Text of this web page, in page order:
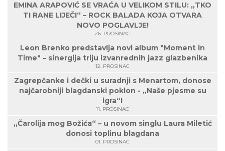
EMINA ARAPOVIĆ SE VRAĆA U VELIKOM STILU: „TKO
TI RANE LIJEČI“ – ROCK BALADA KOJA OTVARA
NOVO POGLAVLJE!
26. PROSINAC
Leon Brenko predstavlja novi album "Moment in
Time" – sinergija triju izvanrednih jazz glazbenika
12. PROSINAC
Zagrepčanke i dečki u suradnji s Menartom, donose
najčarobniji blagdanski poklon - „Naše pjesme su
igra“!
11. PROSINAC
„Čarolija mog Božića“ – u novom singlu Laura Miletić
donosi toplinu blagdana
01. PROSINAC